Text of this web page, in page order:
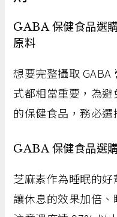
GABA 保健食品選
原料
想要完整攝取
式都相當重要，為
的保健食品，務必選
GABA 保健食品選
芝麻素作為睡眠的好
讓休息的效果加倍